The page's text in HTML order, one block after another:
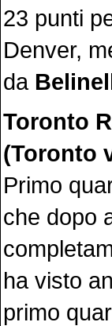
23 punti
Denver,
da
Toronto
(Toronto
Primo
che dopo
ha visto
primo